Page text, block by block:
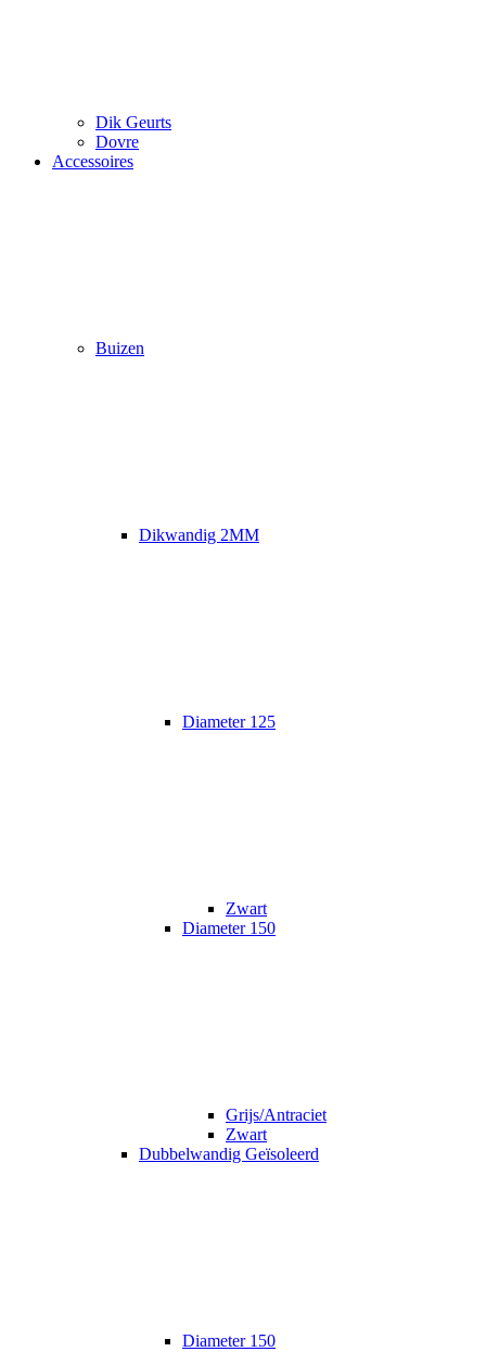
Dik Geurts
Dovre
Accessoires
Buizen
Dikwandig 2MM
Diameter 125
Zwart
Diameter 150
Grijs/Antraciet
Zwart
Dubbelwandig Geïsoleerd
Diameter 150